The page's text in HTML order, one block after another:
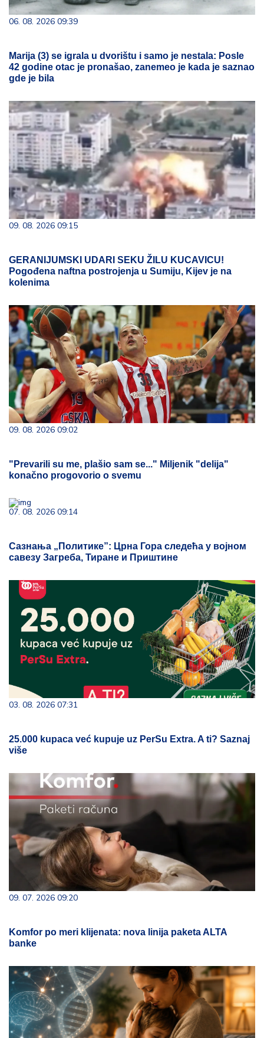
06. 08. 2026 09:39
Marija (3) se igrala u dvorištu i samo je nestala: Posle
42 godine otac je pronašao, zanemeo je kada je saznao
gde je bila
09. 08. 2026 09:15
GERANIJUMSKI UDARI SEKU ŽILU KUCAVICU!
Pogođena naftna postrojenja u Sumiju, Kijev je na
kolenima
09. 08. 2026 09:02
"Prevarili su me, plašio sam se..." Miljenik "delija"
konačno progovorio o svemu
07. 08. 2026 09:14
Сазнања „Политике”: Црна Гора следећа у војном
савезу Загреба, Тиране и Приштине
03. 08. 2026 07:31
25.000 kupaca već kupuje uz PerSu Extra. A ti? Saznaj
više
09. 07. 2026 09:20
Komfor po meri klijenata: nova linija paketa ALTA
banke